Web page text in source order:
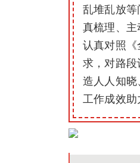
乱堆乱放
真梳理、主
认真对照
求，对路
造人人知
工作成效